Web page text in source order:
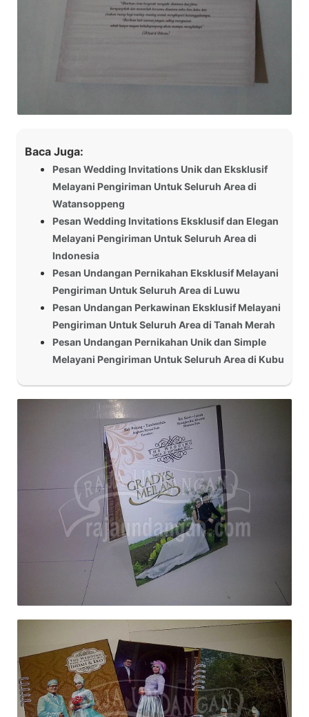
Baca Juga:
Pesan Wedding Invitations Unik dan Eksklusif
Melayani Pengiriman Untuk Seluruh Area di
Watansoppeng
Pesan Wedding Invitations Eksklusif dan Elegan
Melayani Pengiriman Untuk Seluruh Area di
Indonesia
Pesan Undangan Pernikahan Eksklusif Melayani
Pengiriman Untuk Seluruh Area di Luwu
Pesan Undangan Perkawinan Eksklusif Melayani
Pengiriman Untuk Seluruh Area di Tanah Merah
Pesan Undangan Pernikahan Unik dan Simple
Melayani Pengiriman Untuk Seluruh Area di Kubu